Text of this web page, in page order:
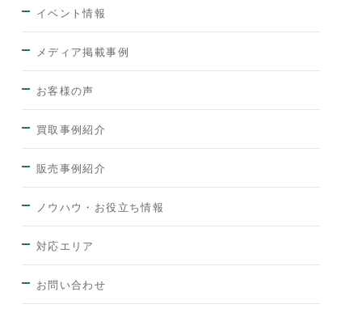
イベント情報
メディア掲載事例
お客様の声
買取事例紹介
販売事例紹介
ノウハウ・お役立ち情報
対応エリア
お問い合わせ